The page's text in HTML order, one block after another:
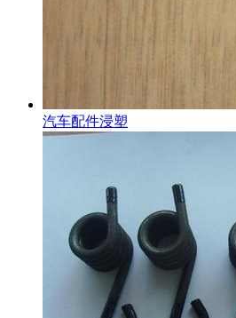
汽车配件浸塑